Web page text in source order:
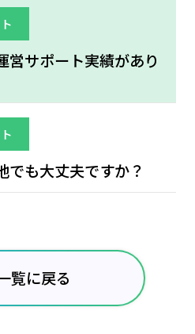
営サポート実績があり
でも大丈夫ですか？
覧に戻る